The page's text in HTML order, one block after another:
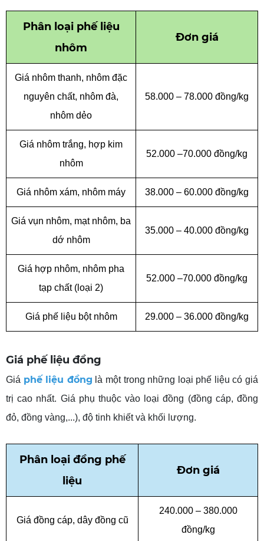
Phânloại phế liệu
nhôm
Đơngiá
Giá nhôm thanh, nhôm đặc
nguyên chất, nhôm đà,
nhôm dẻo
58.000 – 78.000 đồng/kg
Giá nhôm trắng, hợp kim
nhôm
52.000 –70.000 đồng/kg
Giá nhôm xám, nhôm máy 38.000 – 60.000 đồng/kg
Giá vụn nhôm, mạt nhôm, ba
dớ nhôm
35.000 – 40.000 đồng/kg
Giá hợp nhôm, nhôm pha
tạp chất (loại 2)
52.000 –70.000 đồng/kg
Giá phế liệu bột nhôm 29.000 – 36.000 đồng/kg
Giá phế liệu đồng
Giá phế liệu đồng là một trong những loại phế liệu có giá
trị cao nhất. Giá phụ thuộc vào loại đồng (đồng cáp, đồng
đỏ, đồng vàng,...), độ tinh khiết và khối lượng.
Phânloại đồng phế
liệu
Đơngiá
Giá đồng cáp, dây đồng cũ
240.000 – 380.000
đồng/kg